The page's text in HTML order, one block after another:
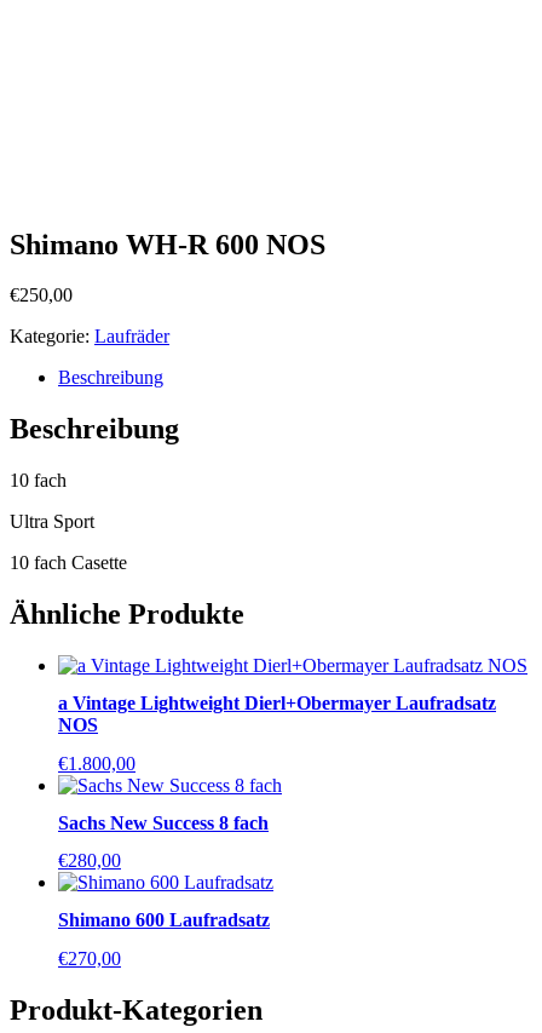
Shimano WH-R 600 NOS
€250,00
Kategorie: Laufräder
Beschreibung
Beschreibung
10 fach
Ultra Sport
10 fach Casette
Ähnliche Produkte
a Vintage Lightweight Dierl+Obermayer Laufradsatz
NOS
€1.800,00
Sachs New Success 8 fach
€280,00
Shimano 600 Laufradsatz
€270,00
Produkt-Kategorien